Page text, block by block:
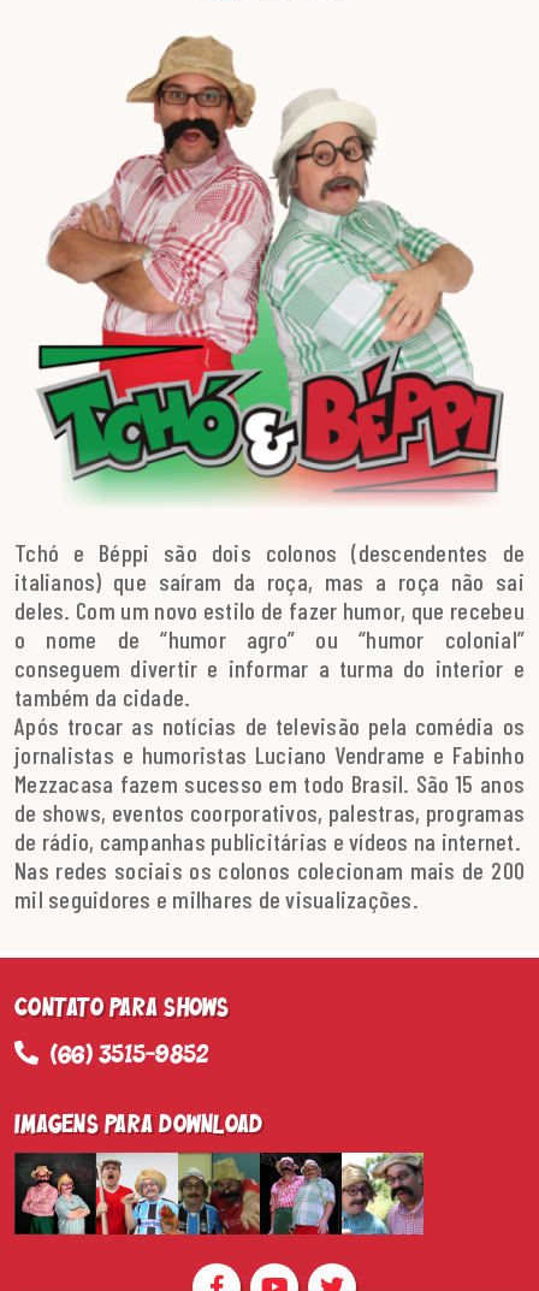
Tchó e Béppi são dois colonos (descendentes de
italianos) que saíram da roça, mas a roça não sai
deles. Com um novo estilo de fazer humor, que recebeu
o nome de “humor agro” ou “humor colonial”
conseguem divertir e informar a turma do interior e
também da cidade.
Após trocar as notícias de televisão pela comédia os
jornalistas e humoristas Luciano Vendrame e Fabinho
Mezzacasa fazem sucesso em todo Brasil. São 15 anos
de shows, eventos coorporativos, palestras, programas
de rádio, campanhas publicitárias e vídeos na internet.
Nas redes sociais os colonos colecionam mais de 200
mil seguidores e milhares de visualizações.
Contato para Shows
(66) 3515-9852
Imagens para Download